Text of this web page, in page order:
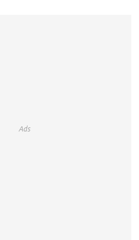
Ads